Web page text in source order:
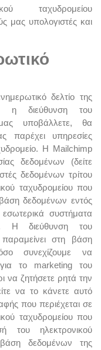
ταχυδρομείου
μας υπολογιστές και
δελτίο της
η διεύθυνση του
υποβάλλετε, θα
παρέχει υπηρεσίες
Η Mailchimp
δεδομένων (δείτε
δεδομένων τρίτου
ταχυδρομείου που
δεδομένων εντός
συστήματα
Η διεύθυνση του
στη βάση
συνεχίζουμε να
για το marketing του
να ζητήσετε ρητά την
να το κάνετε αυτό
που περιέχεται σε
ταχυδρομείου που
του ηλεκτρονικού
δεδομένων της